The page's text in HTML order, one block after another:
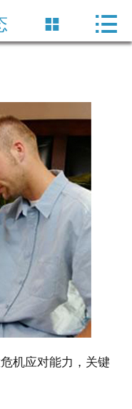
网站首页
企业风采
公司简介
保密协定
联系方式
 
机应对能力，关键